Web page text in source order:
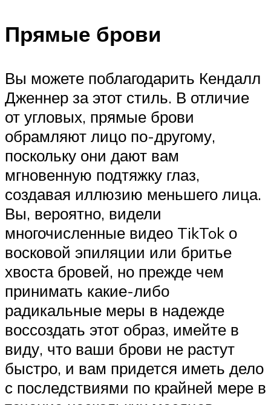
Прямые брови
Вы можете поблагодарить Кендалл
Дженнер за этот стиль. В отличие
от угловых, прямые брови
обрамляют лицо по-другому,
поскольку они дают вам
мгновенную подтяжку глаз,
создавая иллюзию меньшего лица.
Вы, вероятно, видели
многочисленные видео TikTok о
восковой эпиляции или бритье
хвоста бровей, но прежде чем
принимать какие-либо
радикальные меры в надежде
воссоздать этот образ, имейте в
виду, что ваши брови не растут
быстро, и вам придется иметь дело
с последствиями по крайней мере в